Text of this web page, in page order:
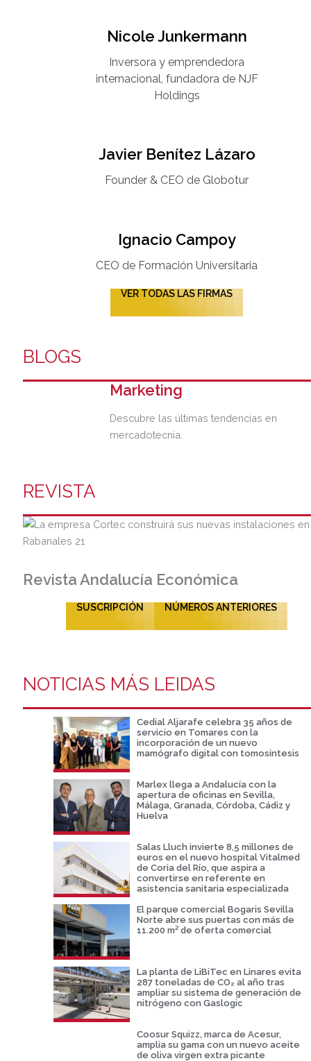
Nicole Junkermann​
Inversora y emprendedora
internacional, fundadora de NJF
Holdings
Javier Benítez Lázaro
Founder & CEO de Globotur​
Ignacio Campoy​
CEO de Formación Universitaria​
VER TODAS LAS FIRMAS
BLOGS
Marketing
Descubre las últimas tendencias en
mercadotecnia.
REVISTA
Revista Andalucía Económica
SUSCRIPCIÓN NÚMEROS ANTERIORES
NOTICIAS MÁS LEIDAS
Cedial Aljarafe celebra 35 años de
servicio en Tomares con la
incorporación de un nuevo
mamógrafo digital con tomosíntesis
Marlex llega a Andalucía con la
apertura de oficinas en Sevilla,
Málaga, Granada, Córdoba, Cádiz y
Huelva
Salas Lluch invierte 8,5 millones de
euros en el nuevo hospital Vitalmed
de Coria del Río, que aspira a
convertirse en referente en
asistencia sanitaria especializada
El parque comercial Bogaris Sevilla
Norte abre sus puertas con más de
11.200 m² de oferta comercial
La planta de LiBiTec en Linares evita
287 toneladas de CO₂ al año tras
ampliar su sistema de generación de
nitrógeno con Gaslogic
Coosur Squizz, marca de Acesur,
amplia su gama con un nuevo aceite
de oliva virgen extra picante